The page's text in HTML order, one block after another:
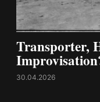
Transporter,
30.04.2026